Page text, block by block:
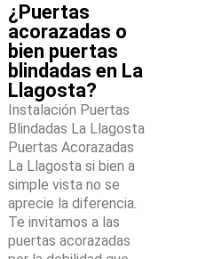
¿Puertas
acorazadas o
bien puertas
blindadas en La
Llagosta?
Instalación Puertas
Blindadas La Llagosta
Puertas Acorazadas
La Llagosta si bien a
simple vista no se
aprecie la diferencia.
Te invitamos a las
puertas acorazadas